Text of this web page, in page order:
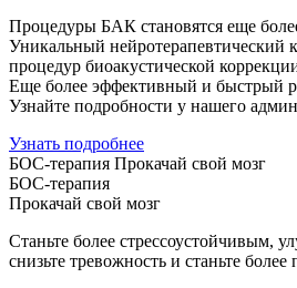
Процедуры БАК становятся еще
Уникальный нейротерапевтический
процедур биоакустической
Еще более эффективный и быстрый
Узнайте подробности у нашего
Узнать подробнее
БОС-терапия Прокачай свой мозг
БОС-терапия
Прокачай свой мозг
Станьте более стрессоустойчивым,
снизьте тревожность и станьте